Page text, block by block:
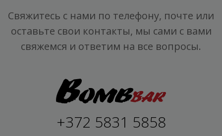
Свяжитесь с нами по телефону, почте или
оставьте свои контакты, мы сами с вами
свяжемся и ответим на все вопросы.
+372 5831 5858